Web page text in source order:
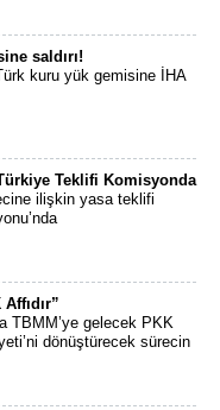
saldırı!
kuru yük gemisine İHA
Teklifi Komisyonda
ilişkin yasa teklifi
TBMM’ye gelecek PKK
dönüştürecek sürecin